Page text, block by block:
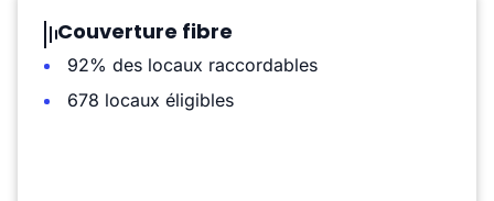
Couverture fibre
92% des locaux raccordables
678 locaux éligibles